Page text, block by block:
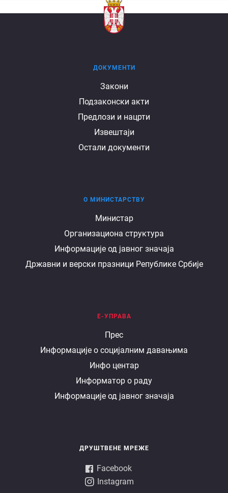
ДОКУМЕНТИ
Закони
Подзаконски акти
Предлози и нацрти
Извештаји
Остали документи
министарству
О МИНИСТАРСТВУ
Министар
Организациона структура
Информације од јавног значаја
Државни и верски празници Републике Србије
Е-УПРАВА
Прес
Информације о социјалним давањима
Инфо центар
Информатор о раду
Информације од јавног значаја
ДРУШТВЕНЕ МРЕЖЕ
Facebook
Instagram